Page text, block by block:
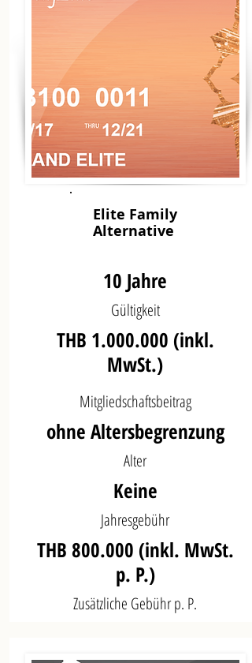
Elite Family
Alternative
10 Jahre
Gültigkeit
THB 1.000.000 (inkl.
MwSt.)
Mitgliedschaftsbeitrag
ohne Altersbegrenzung
Alter
Keine
Jahresgebühr
THB 800.000 (inkl. MwSt.
p. P.)
Zusätzliche Gebühr p. P.